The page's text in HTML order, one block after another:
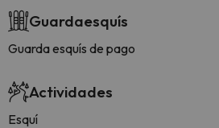
Guardaesquís
Guarda esquís de pago
Actividades
Esquí